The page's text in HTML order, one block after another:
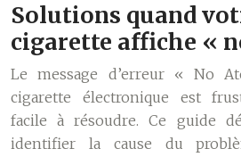
Solutions quand
cigarette affiche «
Le message d’erreur « No
cigarette électronique est
facile à résoudre. Ce guide
identifier la cause du